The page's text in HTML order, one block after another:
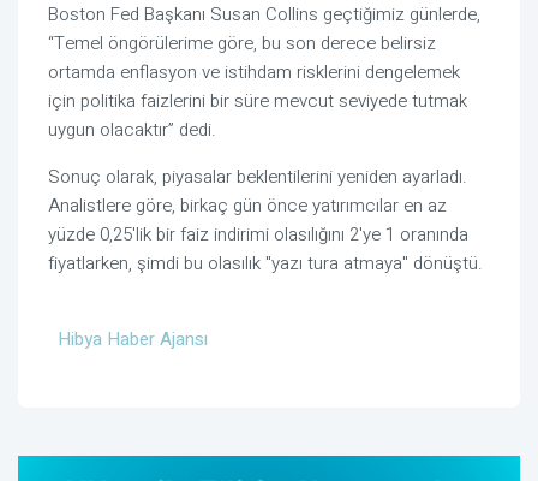
Boston Fed Başkanı Susan Collins geçtiğimiz günlerde,
“Temel öngörülerime göre, bu son derece belirsiz
ortamda enflasyon ve istihdam risklerini dengelemek
için politika faizlerini bir süre mevcut seviyede tutmak
uygun olacaktır” dedi.
Sonuç olarak, piyasalar beklentilerini yeniden ayarladı.
Analistlere göre, birkaç gün önce yatırımcılar en az
yüzde 0,25'lik bir faiz indirimi olasılığını 2'ye 1 oranında
fiyatlarken, şimdi bu olasılık "yazı tura atmaya" dönüştü.
Hibya Haber Ajansı